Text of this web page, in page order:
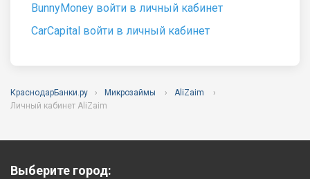
BunnyMoney войти в личный кабинет
CarCapital войти в личный кабинет
КраснодарБанки.ру Микрозаймы
AliZaim
Личный кабинет AliZaim
Выберите город: